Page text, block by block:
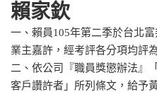
賴家欽
一、賴員105年第二季於台北
業主嘉許，經考評各分項均評
二、依公司『職員獎懲辦法』
客戶讚許者」所列條文，給予